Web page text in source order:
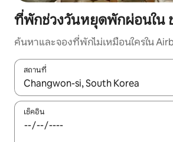
ที่พักช่วงวันหยุดพักผ่อนใน
ค้นหาและจองที่พักไม่เหมือนใครใน
สถานที่
ใช้ลูกศรขึ้นลง หรือใช้การสัมผัสหรือปัด เพื่
เช็คอิน